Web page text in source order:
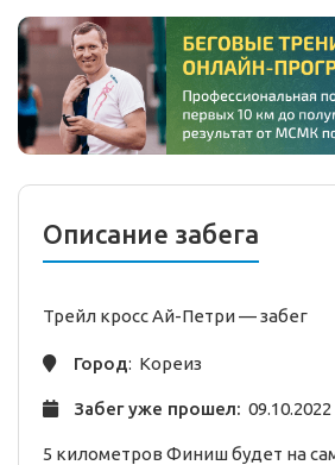
Описание забега
Трейл кросс Ай-Петри — забег
Город: Кореиз
Забег уже прошел: 09.10.2022
5 километров Финиш будет на